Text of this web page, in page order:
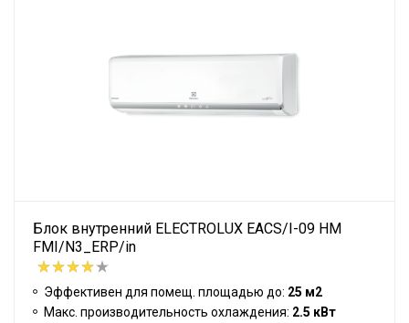
Блок внутренний ELECTROLUX EACS/I-09 HM
FMI/N3_ERP/in
Эффективен для помещ. площадью до: 25 м2
Макс. производительность охлаждения: 2.5 кВт